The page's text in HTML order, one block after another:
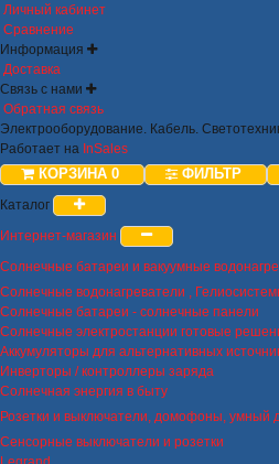
Личный кабинет
Сравнение
Информация
Доставка
Связь с нами
Обратная связь
Электрооборудование. Кабель.
Работает на InSales
КОРЗИНА 0 ФИЛЬТР
Каталог
Интернет-магазин
Солнечные батареи и вакуумные
Солнечные водонагреватели ,
Солнечные батареи - солнечные панели
Солнечные электростанции готовые
Аккумуляторы для альтернативных
Инверторы / контроллеры заряда
Солнечная энергия в быту
Розетки и выключатели, домофоны, умный
Сенсорные выключатели и розетки